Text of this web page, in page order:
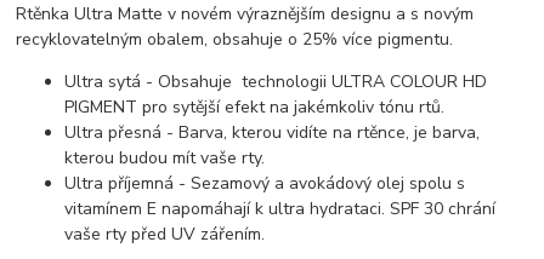
Rtěnka Ultra Matte v novém výraznějším designu a s novým
recyklovatelným obalem, obsahuje o 25% více pigmentu.
Ultra sytá - Obsahuje technologii ULTRA COLOUR HD
PIGMENT pro sytější efekt na jakémkoliv tónu rtů.
Ultra přesná - Barva, kterou vidíte na rtěnce, je barva,
kterou budou mít vaše rty.
Ultra příjemná - Sezamový a avokádový olej spolu s
vitamínem E napomáhají k ultra hydrataci. SPF 30 chrání
vaše rty před UV zářením.